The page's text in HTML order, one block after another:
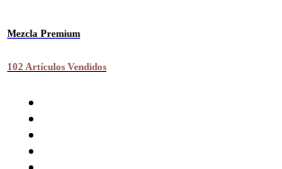
Mezcla Premium
102 Artículos Vendidos